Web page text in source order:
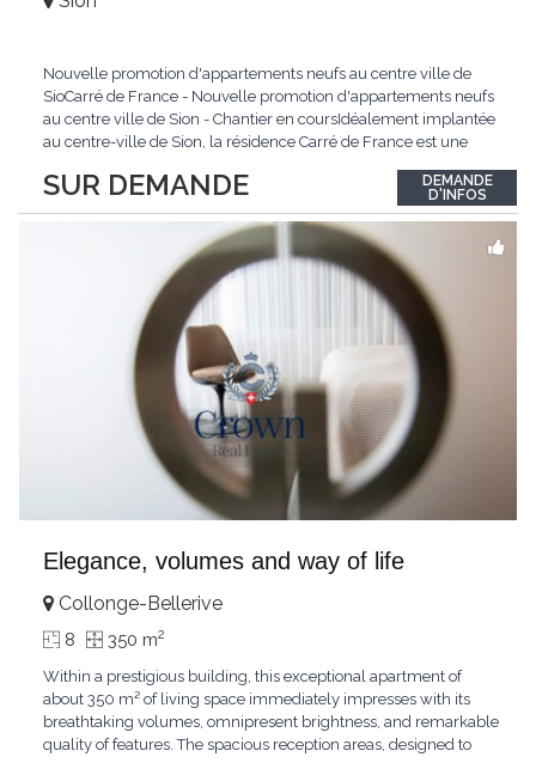
SUR DEMANDE
Nouvelle promotion d'appartements neufs au centre ville de
SioCarré de France - Nouvelle promotion d'appartements neufs
au centre ville de Sion - Chantier en coursIdéalement implantée
au centre-ville de Sion, la résidence Carré de France est une
contemporaine, qualité de vie et emplacement privilégié.Ce
projet d'envergure comprend 38...
DEMANDE
D'INFOS
Elegance, volumes and way of life
Collonge-Bellerive
8 350 m2
Within a prestigious building, this exceptional apartment of
about 350 m² of living space immediately impresses with its
breathtaking volumes, omnipresent brightness, and remarkable
quality of features. The spacious reception areas, designed to